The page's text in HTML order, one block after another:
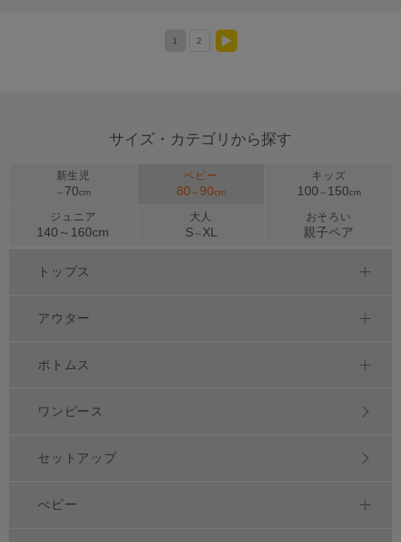
1 2
サイズ・カテゴリから探す
新生児
～ 70cm
ベビー
80 ～90cm
キッズ
100 ～ 150cm
ジュニア
140～ 160cm
大人
S～ XL
おそろい
親子ペア
トップス
アウター
ボトムス
ワンピース
セットアップ
べビー